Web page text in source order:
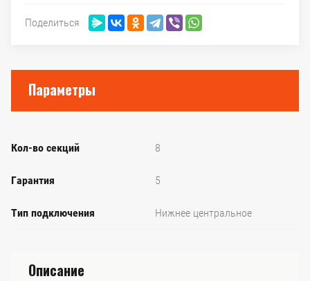
Поделиться
Параметры
Кол-во секций 8
Гарантия 5
Тип подключения Нижнее центральное
Описание